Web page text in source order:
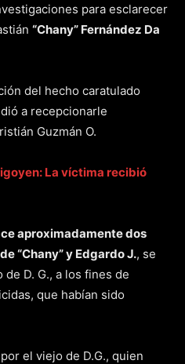
para esclarecer
“Chany” Fernández Da
del hecho caratulado
a recepcionarle
Guzmán O.
La víctima recibió
aproximadamente dos
“Chany” y Edgardo J., se
D. G., a los fines de
que habían sido
el viejo de D.G., quien